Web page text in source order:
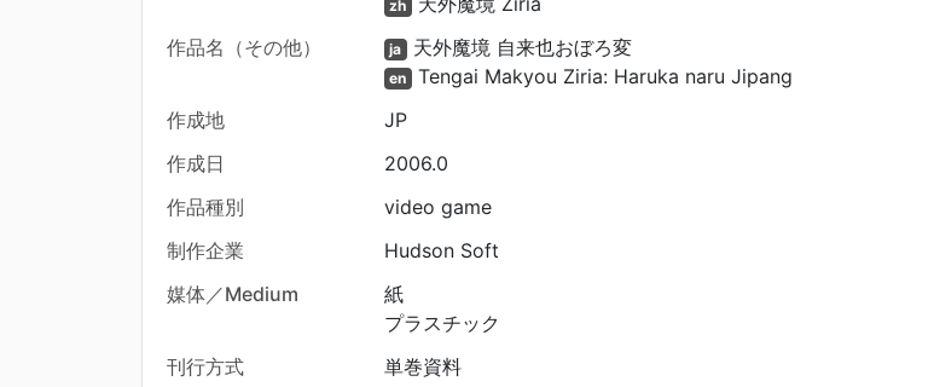
zh
作品名（その他）
ja 天外魔境 自来也おぼろ変
en
Tengai Makyou Ziria: Haruka naru Jipang
作成地
JP
作成日
2006.0
作品種別
video game
制作企業
Hudson Soft
媒体／Medium
紙
プラスチック
刊行方式
単巻資料